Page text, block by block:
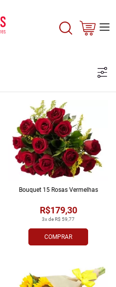
COMPRAR
3x de R$ 59,77
R$179,30
Bouquet 15 Rosas Vermelhas